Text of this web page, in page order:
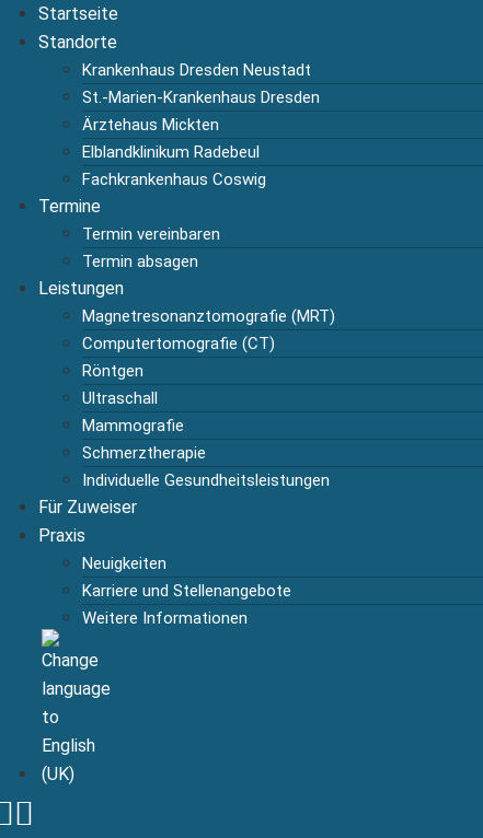
Startseite
Standorte
Krankenhaus Dresden Neustadt
St.-Marien-Krankenhaus Dresden
Ärztehaus Mickten
Elblandklinikum Radebeul
Fachkrankenhaus Coswig
Termine
Termin vereinbaren
Termin absagen
Leistungen
Magnetresonanztomografie (MRT)
Computertomografie (CT)
Röntgen
Ultraschall
Mammografie
Schmerztherapie
Individuelle Gesundheitsleistungen
Für Zuweiser
Praxis
Neuigkeiten
Karriere und Stellenangebote
Weitere Informationen